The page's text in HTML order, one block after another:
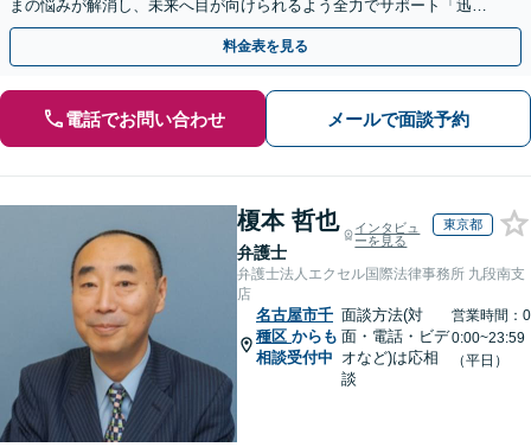
まの悩みが解消し、未来へ目が向けられるよう全力でサポート「迅速
丁寧な対応で、信頼関係を重視」【夜間相談可（要相談）】
料金表を見る
電話でお問い合わせ メールで面談予約
榎本 哲也
弁護士
インタビュ
ーを見る
東京都
弁護士法人エクセル国際法律事務所 九段南支
店
名古屋市千
種区 からも
相談受付中
面談方法(対
面・電話・ビデ
オなど)は応相
談
営業時間：0
0:00~23:59
（平日）